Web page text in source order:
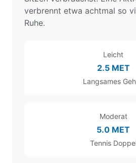
verbrennt etwa achtmal so
Ruhe.
Leicht
2.5 MET
Langsames
Moderat
5.0 MET
Tennis